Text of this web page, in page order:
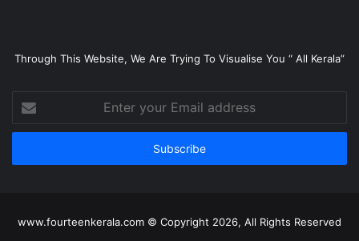
Through This Website, We Are Trying To Visualise You “ All Kerala”
your
Email
www.fourteenkerala.com © Copyright 2026, All Rights Reserved